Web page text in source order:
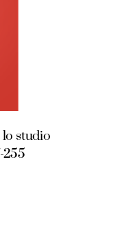
studio
255